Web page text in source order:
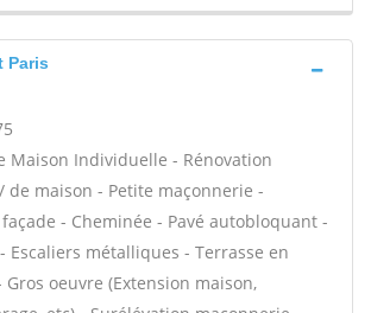
Paris
Maison Individuelle - Rénovation
de maison - Petite maçonnerie -
- Cheminée - Pavé autobloquant -
Escaliers métalliques - Terrasse en
oeuvre (Extension maison,